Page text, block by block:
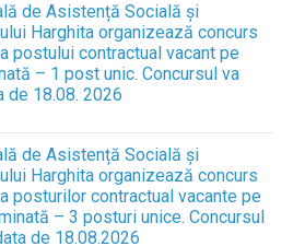
de Asistență Socială și
Harghita organizează concurs
postului contractual vacant pe
– 1 post unic. Concursul va
de 18.08. 2026
de Asistență Socială și
Harghita organizează concurs
posturilor contractual vacante pe
– 3 posturi unice. Concursul
de 18.08.2026